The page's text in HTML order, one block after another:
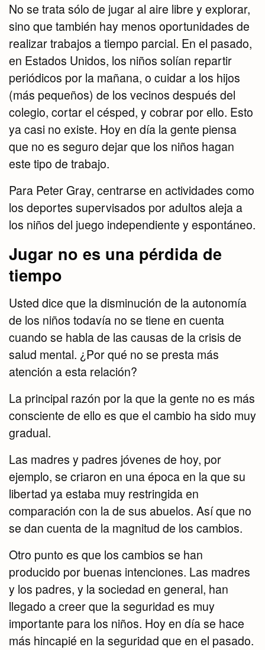
No se trata sólo de jugar al aire libre y explorar,
sino que también hay menos oportunidades de
realizar trabajos a tiempo parcial. En el pasado,
en Estados Unidos, los niños solían repartir
periódicos por la mañana, o cuidar a los hijos
(más pequeños) de los vecinos después del
colegio, cortar el césped, y cobrar por ello. Esto
ya casi no existe. Hoy en día la gente piensa
que no es seguro dejar que los niños hagan
este tipo de trabajo.
Para Peter Gray, centrarse en actividades como
los deportes supervisados por adultos aleja a
los niños del juego independiente y espontáneo.
Jugar no es una pérdida de
tiempo
Usted dice que la disminución de la autonomía
de los niños todavía no se tiene en cuenta
cuando se habla de las causas de la crisis de
salud mental. ¿Por qué no se presta más
atención a esta relación?
La principal razón por la que la gente no es más
consciente de ello es que el cambio ha sido muy
gradual.
Las madres y padres jóvenes de hoy, por
ejemplo, se criaron en una época en la que su
libertad ya estaba muy restringida en
comparación con la de sus abuelos. Así que no
se dan cuenta de la magnitud de los cambios.
Otro punto es que los cambios se han
producido por buenas intenciones. Las madres
y los padres, y la sociedad en general, han
llegado a creer que la seguridad es muy
importante para los niños. Hoy en día se hace
más hincapié en la seguridad que en el pasado.